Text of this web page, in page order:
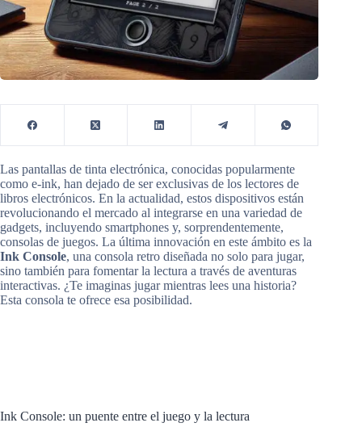
Las pantallas de tinta electrónica, conocidas popularmente
como e-ink, han dejado de ser exclusivas de los lectores de
libros electrónicos. En la actualidad, estos dispositivos están
revolucionando el mercado al integrarse en una variedad de
gadgets, incluyendo smartphones y, sorprendentemente,
consolas de juegos. La última innovación en este ámbito es la
Ink Console, una consola retro diseñada no solo para jugar,
sino también para fomentar la lectura a través de aventuras
interactivas. ¿Te imaginas jugar mientras lees una historia?
Esta consola te ofrece esa posibilidad.
Ink Console: un puente entre el juego y la lectura